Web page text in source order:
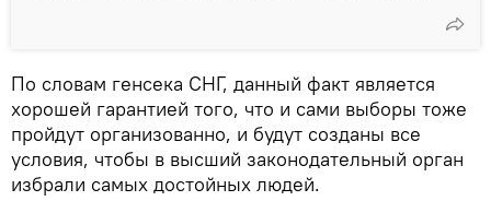
По словам генсека СНГ, данный факт является
хорошей гарантией того, что и сами выборы тоже
пройдут организованно, и будут созданы все
условия, чтобы в высший законодательный орган
избрали самых достойных людей.